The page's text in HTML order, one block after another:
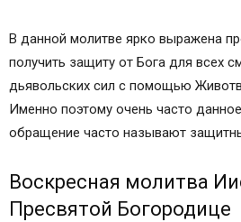
В данной молитве ярко выражена
получить защиту от Бога для всех
дьявольских сил с помощью
Именно поэтому очень часто
обращение часто называют
Воскресная молитва
Пресвятой Богородице